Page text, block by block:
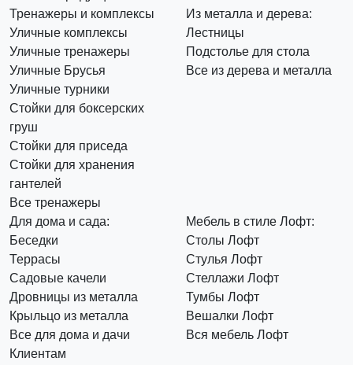
Тренажеры и комплексы
Уличные комплексы
Уличные тренажеры
Уличные Брусья
Уличные турники
Стойки для боксерских
груш
Стойки для приседа
Стойки для хранения
гантелей
Все тренажеры
Из металла и дерева:
Лестницы
Подстолье для стола
Все из дерева и металла
Для дома и сада:
Беседки
Террасы
Садовые качели
Дровницы из металла
Крыльцо из металла
Все для дома и дачи
Мебель в стиле Лофт:
Столы Лофт
Стулья Лофт
Стеллажи Лофт
Тумбы Лофт
Вешалки Лофт
Вся мебель Лофт
Клиентам